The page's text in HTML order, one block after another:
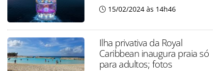
15/02/2024 às 14h46
Ilha privativa da Royal
Caribbean inaugura praia só
para adultos; fotos